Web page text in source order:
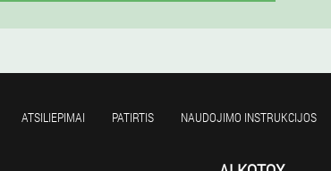
ATSILIEPIMAI PATIRTIS NAUDOJIMO INSTRUKCIJOS